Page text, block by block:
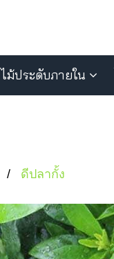
ไม้ประดับภายใน
ดีปลากั้ง